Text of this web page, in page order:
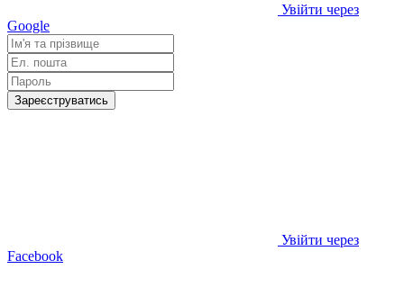
Увійти через
Google
Зареєструватись
Увійти через
Facebook